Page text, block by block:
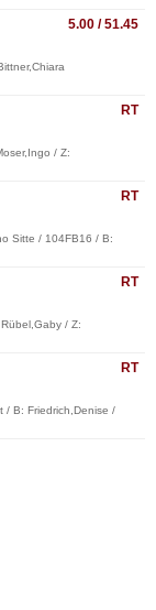
5.00 / 51.45
RT
/ Z:
RT
Sitte / 104FB16 / B:
RT
/ Z:
RT
/ B: Friedrich,Denise /